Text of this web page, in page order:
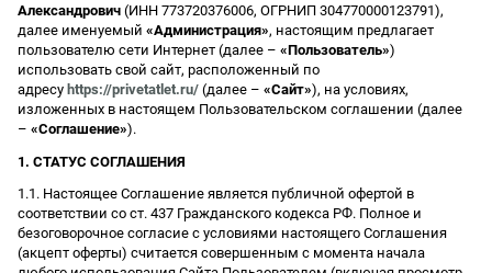
Александрович (ИНН 773720376006, ОГРНИП 304770000123791),
далее именуемый «Администрация», настоящим предлагает
пользователю сети Интернет (далее – «Пользователь»)
использовать свой сайт, расположенный по
адресу https://privetatlet.ru/ (далее – «Сайт»), на условиях,
изложенных в настоящем Пользовательском соглашении (далее
– «Соглашение»).
1. СТАТУС СОГЛАШЕНИЯ
1.1. Настоящее Соглашение является публичной офертой в
соответствии со ст. 437 Гражданского кодекса РФ. Полное и
безоговорочное согласие с условиями настоящего Соглашения
(акцепт оферты) считается совершенным с момента начала